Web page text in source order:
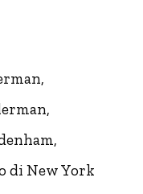
di New York